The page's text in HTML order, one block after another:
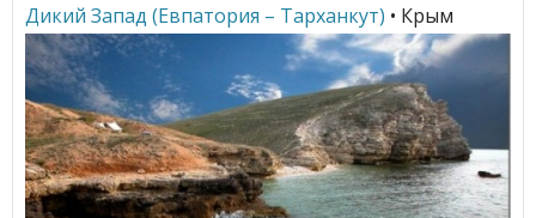
Дикий Запад (Евпатория – Тарханкут) • Крым